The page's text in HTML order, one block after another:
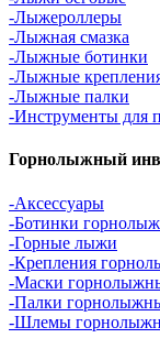
-Лыжероллеры
-Лыжная смазка
-Лыжные ботинки
-Лыжные
-Лыжные палки
-Инструменты для
Горнолыжный
-Аксессуары
-Ботинки
-Горные лыжи
-Крепления
-Маски
-Палки
-Шлемы